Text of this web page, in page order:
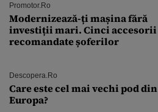
Promotor.ro
Modernizează-ți mașina fără
investiții mari. Cinci accesorii
recomandate șoferilor
Descopera.ro
Care este cel mai vechi pod din
Europa?